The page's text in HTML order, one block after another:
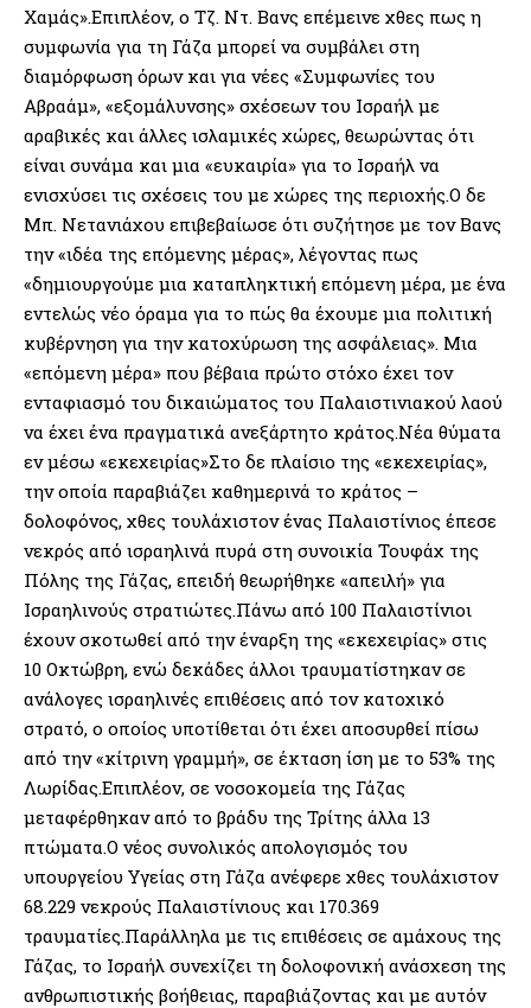
Χαμάς».Επιπλέον, ο Τζ. Ντ. Βανς επέμεινε χθες πως η
συμφωνία για τη Γάζα μπορεί να συμβάλει στη
διαμόρφωση όρων και για νέες «Συμφωνίες του
Αβραάμ», «εξομάλυνσης» σχέσεων του Ισραήλ με
αραβικές και άλλες ισλαμικές χώρες, θεωρώντας ότι
είναι συνάμα και μια «ευκαιρία» για το Ισραήλ να
ενισχύσει τις σχέσεις του με χώρες της περιοχής.Ο δε
Μπ. Νετανιάχου επιβεβαίωσε ότι συζήτησε με τον Βανς
την «ιδέα της επόμενης μέρας», λέγοντας πως
«δημιουργούμε μια καταπληκτική επόμενη μέρα, με ένα
εντελώς νέο όραμα για το πώς θα έχουμε μια πολιτική
κυβέρνηση για την κατοχύρωση της ασφάλειας». Μια
«επόμενη μέρα» που βέβαια πρώτο στόχο έχει τον
ενταφιασμό του δικαιώματος του Παλαιστινιακού λαού
να έχει ένα πραγματικά ανεξάρτητο κράτος.Νέα θύματα
εν μέσω «εκεχειρίας»Στο δε πλαίσιο της «εκεχειρίας»,
την οποία παραβιάζει καθημερινά το κράτος –
δολοφόνος, χθες τουλάχιστον ένας Παλαιστίνιος έπεσε
νεκρός από ισραηλινά πυρά στη συνοικία Τουφάχ της
Πόλης της Γάζας, επειδή θεωρήθηκε «απειλή» για
Ισραηλινούς στρατιώτες.Πάνω από 100 Παλαιστίνιοι
έχουν σκοτωθεί από την έναρξη της «εκεχειρίας» στις
10 Οκτώβρη, ενώ δεκάδες άλλοι τραυματίστηκαν σε
ανάλογες ισραηλινές επιθέσεις από τον κατοχικό
στρατό, ο οποίος υποτίθεται ότι έχει αποσυρθεί πίσω
από την «κίτρινη γραμμή», σε έκταση ίση με το 53% της
Λωρίδας.Επιπλέον, σε νοσοκομεία της Γάζας
μεταφέρθηκαν από το βράδυ της Τρίτης άλλα 13
πτώματα.Ο νέος συνολικός απολογισμός του
υπουργείου Υγείας στη Γάζα ανέφερε χθες τουλάχιστον
68.229 νεκρούς Παλαιστίνιους και 170.369
τραυματίες.Παράλληλα με τις επιθέσεις σε αμάχους της
Γάζας, το Ισραήλ συνεχίζει τη δολοφονική ανάσχεση της
ανθρωπιστικής βοήθειας, παραβιάζοντας και με αυτόν